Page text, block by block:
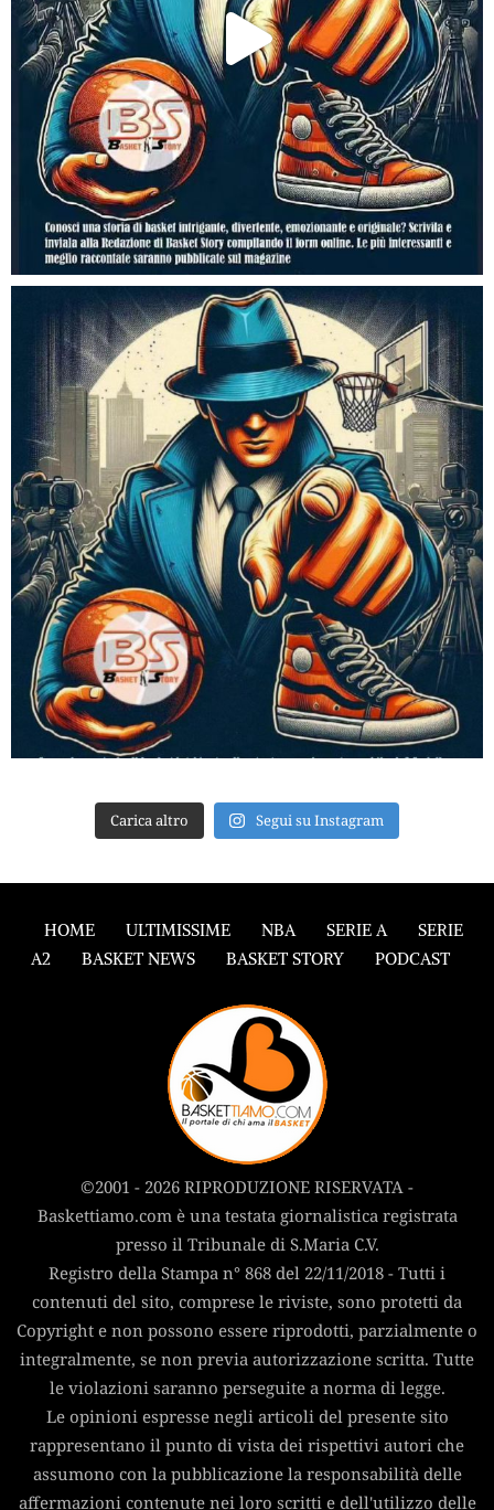
Carica altro Segui su Instagram
HOME ULTIMISSIME NBA SERIE A
SERIE
A2
BASKET NEWS BASKET STORY PODCAST
©2001 - 2026 RIPRODUZIONE RISERVATA -
Baskettiamo.com è una testata giornalistica registrata
presso il Tribunale di S.Maria C.V.
Registro della Stampa n° 868 del 22/11/2018 - Tutti i
contenuti del sito, comprese le riviste, sono protetti da
Copyright e non possono essere riprodotti, parzialmente o
integralmente, se non previa autorizzazione scritta. Tutte
le violazioni saranno perseguite a norma di legge.
Le opinioni espresse negli articoli del presente sito
rappresentano il punto di vista dei rispettivi autori che
assumono con la pubblicazione la responsabilità delle
affermazioni contenute nei loro scritti e dell'utilizzo delle